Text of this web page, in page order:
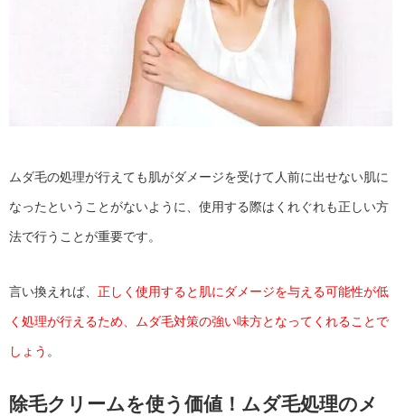
ムダ毛の処理が行えても肌がダメージを受けて人前に出せない肌に
なったということがないように、使用する際はくれぐれも正しい方
法で行うことが重要です。
言い換えれば、 正しく使用すると肌にダメージを与える可能性が低
く処理が行えるため、ムダ毛対策の強い味方となってくれることで
しょう 。
除毛クリームを使う価値！ムダ毛処理のメ